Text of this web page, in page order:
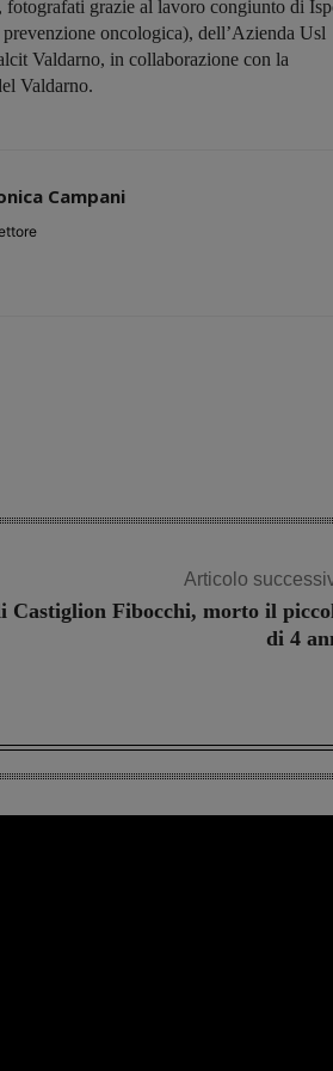
grazie al lavoro congiunto di
oncologica), dell’Azienda Usl
Valdarno, in collaborazione con la
Valdarno.
Campani
Articolo
Castiglion Fibocchi, morto il
di 4